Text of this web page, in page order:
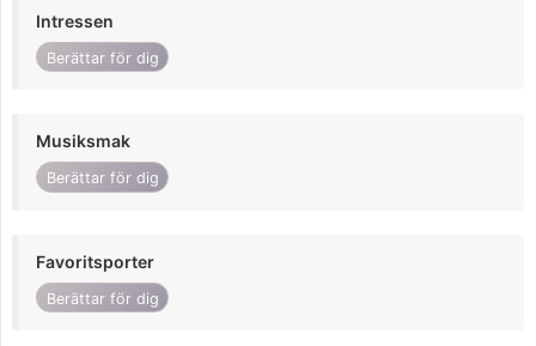
Intressen
Berättar för dig
Musiksmak
Berättar för dig
Favoritsporter
Berättar för dig